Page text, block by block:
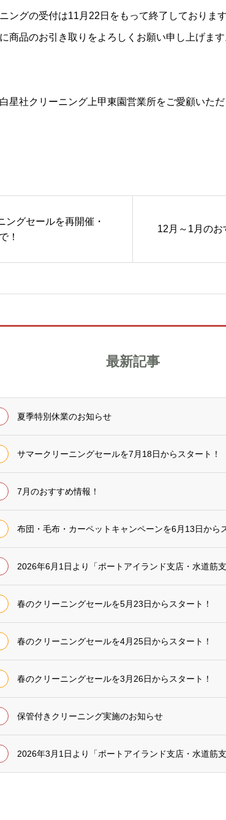
ングの受付は11月22日をもって終了しております
商品のお引き取りをよろしくお願い申し上げます
星社クリーニング上甲東園営業所をご愛顧いた
ングセールを再開催・
！
12月～1月のお
最新記事
夏季特別休業のお知らせ
サマークリーニングセールを7月18日からスタート！
7月のおすすめ情報！
布団・毛布・カーペットキャンペーンを6月13日から
2026年6月1日より「ポートアイランド支店・水道筋
春のクリーニングセールを5月23日からスタート！
春のクリーニングセールを4月25日からスタート！
春のクリーニングセールを3月26日からスタート！
保管付きクリーニング実施のお知らせ
2026年3月1日より「ポートアイランド支店・水道筋